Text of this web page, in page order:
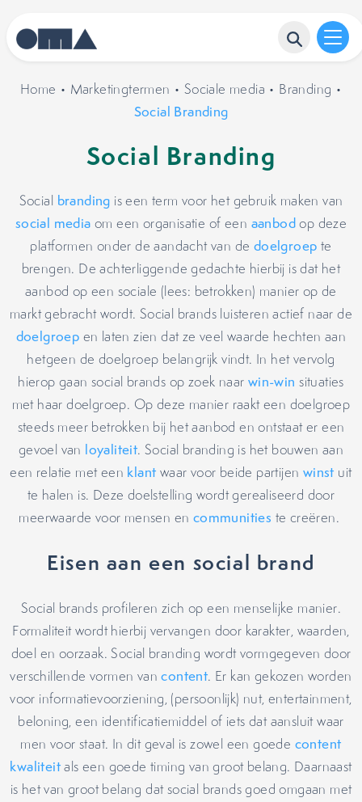
Home • Marketingtermen • Sociale media • Branding •
Social Branding
Social Branding
Social branding is een term voor het gebruik maken van
social media om een organisatie of een aanbodop deze
platformen onder de aandacht van de doelgroep te
brengen. De achterliggende gedachte hierbij is dat het
aanbod op een sociale (lees: betrokken) manier op de
markt gebracht wordt. Social brands luisteren actief naar de
doelgroep en laten zien dat ze veel waarde hechten aan
hetgeen de doelgroep belangrijk vindt. In het vervolg
hierop gaan social brands op zoek naar win-win situaties
met haar doelgroep. Op deze manier raakt een doelgroep
steeds meer betrokken bij het aanbod en ontstaat er een
gevoel van loyaliteit. Social branding is het bouwen aan
een relatie met een klant waar voor beide partijen winst uit
te halen is. Deze doelstelling wordt gerealiseerd door
meerwaarde voor mensen en communities te creëren.
Eisen aan een social brand
Social brands profileren zich op een menselijke manier.
Formaliteit wordt hierbij vervangen door karakter, waarden,
doel en oorzaak. Social branding wordt vormgegeven door
verschillende vormen vancontent. Er kan gekozen worden
voor informatievoorziening, (persoonlijk) nut, entertainment,
beloning, een identificatiemiddel of iets dat aansluit waar
men voor staat. In dit geval is zowel een goede content
kwaliteitals een goede timing van groot belang. Daarnaast
is het van groot belang dat social brands goed omgaan met